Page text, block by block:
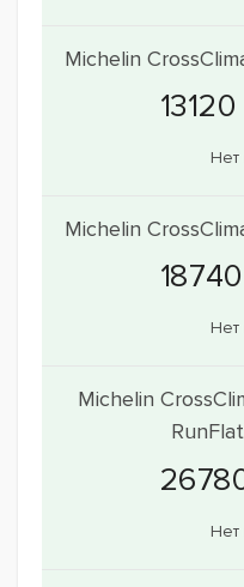
Michelin
Нет
Michelin
Нет
Michelin
Нет